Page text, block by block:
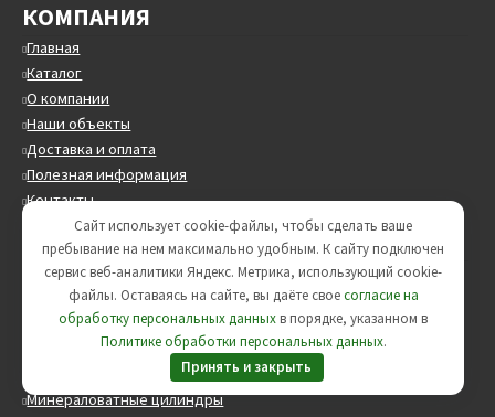
КОМПАНИЯ
Главная
Каталог
О компании
Наши объекты
Доставка и оплата
Полезная информация
Контакты
КАТАЛОГ ТОВАРОВ
Трубы стальные круглые
Трубы в ППУ
Трубы в ВУС изоляции
Опоры трубопроводов
Минераловатные цилиндры
Сайт использует cookie-файлы, чтобы сделать ваше
пребывание на нем максимально удобным. К cайту подключен
сервис веб-аналитики Яндекс. Метрика, использующий cookie-
файлы. Оставаясь на сайте, вы даёте своесогласие на
обработку персональных данныхв порядке, указанном в
Политике обработки персональных данных.
Принять и закрыть